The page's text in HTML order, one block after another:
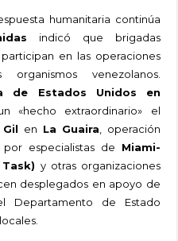
humanitaria continúa
indicó que brigadas
participan en las operaciones
venezolanos.
de Estados Unidos en
«hecho extraordinario» el
en La Guaira, operación
especialistas de Miami-
y otras organizaciones
desplegados en apoyo de
Departamento de Estado